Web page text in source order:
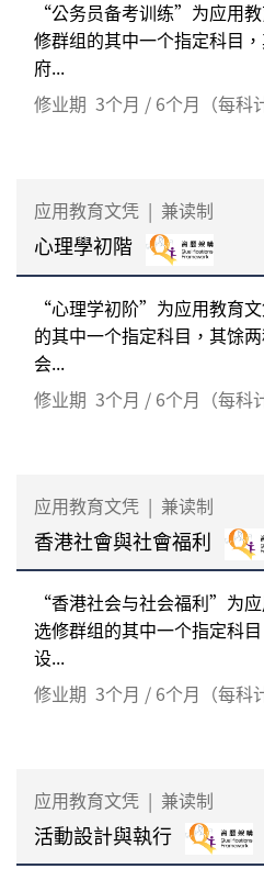
“公务员备考训练”为应用
修群组的其中一个指定科目
府...
修业期 3个月 / 6个月（每科
应用教育文凭 | 兼读制
心理學初階
“心理学初阶”为应用教育
的其中一个指定科目，其馀
会...
修业期 3个月 / 6个月（每科
应用教育文凭 | 兼读制
香港社會與社會福利
“香港社会与社会福利”为应
选修群组的其中一个指定科
设...
修业期 3个月 / 6个月（每科
应用教育文凭 | 兼读制
活動設計與執行